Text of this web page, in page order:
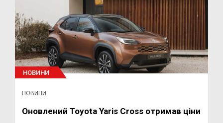
НОВИНИ
НОВИНИ
Оновлений Toyota Yaris Cross отримав ціни